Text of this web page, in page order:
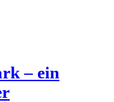
– ein